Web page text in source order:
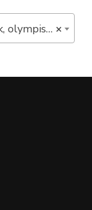
×
schijven (10)